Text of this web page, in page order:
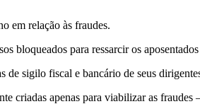
em relação às fraudes.
bloqueados para ressarcir os
de sigilo fiscal e bancário de seus
criadas apenas para viabilizar as